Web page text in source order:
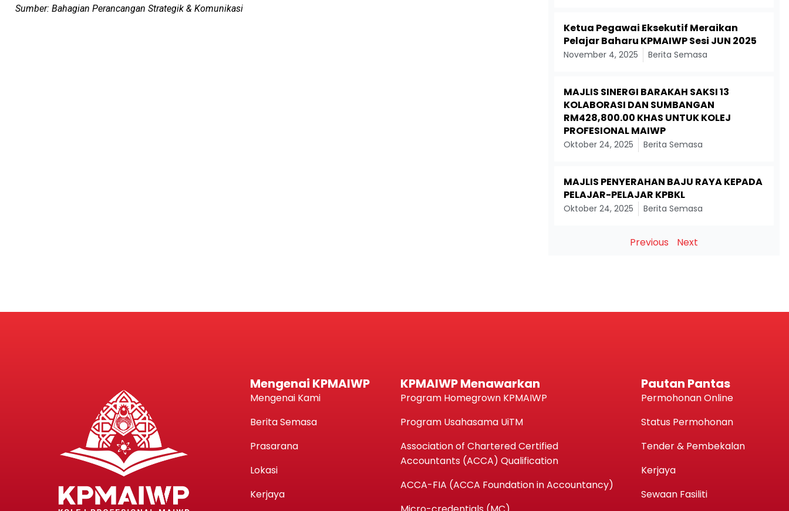
Sumber: Bahagian Perancangan Strategik & Komunikasi
Ketua Pegawai Eksekutif Meraikan
Pelajar Baharu KPMAIWP Sesi JUN 2025
November 4, 2025 Berita Semasa
MAJLIS SINERGI BARAKAH SAKSI 13
KOLABORASI DAN SUMBANGAN
RM428,800.00 KHAS UNTUK KOLEJ
PROFESIONAL MAIWP
Oktober 24, 2025 Berita Semasa
MAJLIS PENYERAHAN BAJU RAYA KEPADA
PELAJAR-PELAJAR KPBKL
Oktober 24, 2025 Berita Semasa
Previous Next
Mengenai KPMAIWP
Mengenai Kami
Berita Semasa
Prasarana
Lokasi
Kerjaya
KPMAIWP Menawarkan
Program Homegrown KPMAIWP
Program Usahasama UiTM
Association of Chartered Certified
Accountants (ACCA) Qualification
ACCA-FIA (ACCA Foundation in Accountancy)
Pautan Pantas
Permohonan Online
Status Permohonan
Tender & Pembekalan
Kerjaya
Sewaan Fasiliti